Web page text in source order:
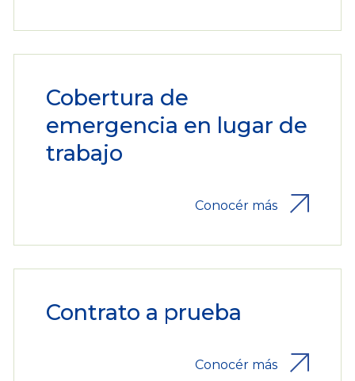
Cobertura de
emergencia en lugar de
trabajo
Conocér más
Contrato a prueba
Conocér más